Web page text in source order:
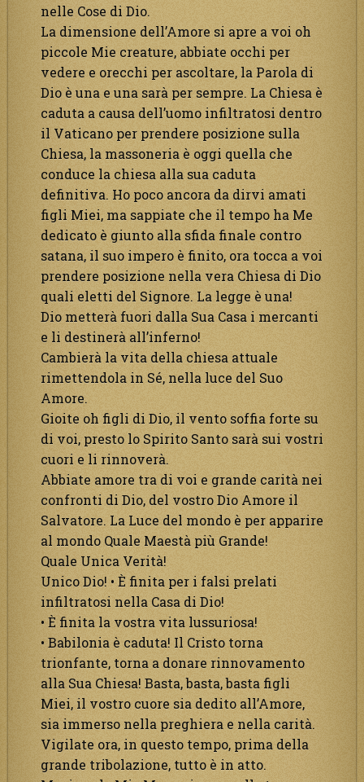
nelle Cose di Dio.
La dimensione dell’Amore si apre a voi oh
piccole Mie creature, abbiate occhi per
vedere e orecchi per ascoltare, la Parola di
Dio è una e una sarà per sempre. La Chiesa è
caduta a causa dell’uomo infiltratosi dentro
il Vaticano per prendere posizione sulla
Chiesa, la massoneria è oggi quella che
conduce la chiesa alla sua caduta
definitiva. Ho poco ancora da dirvi amati
figli Miei, ma sappiate che il tempo ha Me
dedicato è giunto alla sfida finale contro
satana, il suo impero è finito, ora tocca a voi
prendere posizione nella vera Chiesa di Dio
quali eletti del Signore. La legge è una!
Dio metterà fuori dalla Sua Casa i mercanti
e li destinerà all’inferno!
Cambierà la vita della chiesa attuale
rimettendola in Sé, nella luce del Suo
Amore.
Gioite oh figli di Dio, il vento soffia forte su
di voi, presto lo Spirito Santo sarà sui vostri
cuori e li rinnoverà.
Abbiate amore tra di voi e grande carità nei
confronti di Dio, del vostro Dio Amore il
Salvatore. La Luce del mondo è per apparire
al mondo Quale Maestà più Grande!
Quale Unica Verità!
Unico Dio! • È finita per i falsi prelati
infiltratosi nella Casa di Dio!
• È finita la vostra vita lussuriosa!
• Babilonia è caduta! Il Cristo torna
trionfante, torna a donare rinnovamento
alla Sua Chiesa! Basta, basta, basta figli
Miei, il vostro cuore sia dedito all’Amore,
sia immerso nella preghiera e nella carità.
Vigilate ora, in questo tempo, prima della
grande tribolazione, tutto è in atto.